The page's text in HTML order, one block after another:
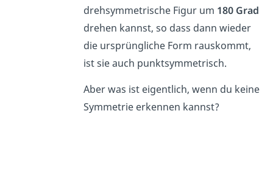
drehsymmetrische Figur um 180 Grad
drehen kannst, so dass dann wieder
die ursprüngliche Form rauskommt,
ist sie auch punktsymmetrisch.
Aber was ist eigentlich, wenn du keine
Symmetrie erkennen kannst?